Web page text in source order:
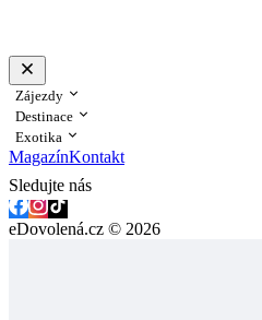
Zájezdy
Destinace
Exotika
MagazínKontakt
Sledujte nás
eDovolená.cz © 2026